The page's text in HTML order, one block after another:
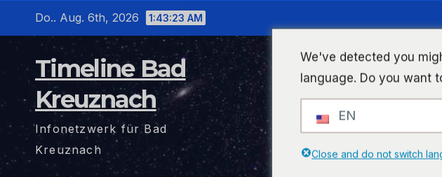
Do.. Aug. 6th, 2026 1:43:23 AM
Timeline Bad
Kreuznach
Infonetzwerk für Bad
Kreuznach
We've detected you
language. Do you want
EN
Close and do not switch